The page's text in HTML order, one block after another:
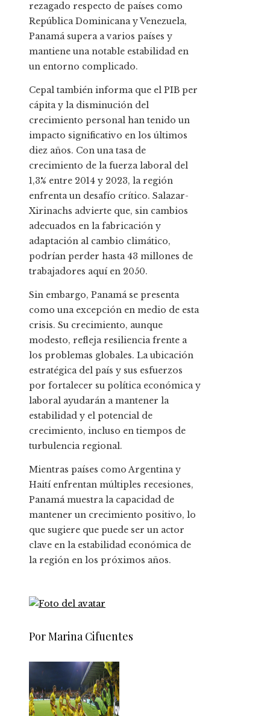
rezagado respecto de países como
República Dominicana y Venezuela,
Panamá supera a varios países y
mantiene una notable estabilidad en
un entorno complicado.
Cepal también informa que el PIB per
cápita y la disminución del
crecimiento personal han tenido un
impacto significativo en los últimos
diez años. Con una tasa de
crecimiento de la fuerza laboral del
1,3% entre 2014 y 2023, la región
enfrenta un desafío crítico. Salazar-
Xirinachs advierte que, sin cambios
adecuados en la fabricación y
adaptación al cambio climático,
podrían perder hasta 43 millones de
trabajadores aquí en 2050.
Sin embargo, Panamá se presenta
como una excepción en medio de esta
crisis. Su crecimiento, aunque
modesto, refleja resiliencia frente a
los problemas globales. La ubicación
estratégica del país y sus esfuerzos
por fortalecer su política económica y
laboral ayudarán a mantener la
estabilidad y el potencial de
crecimiento, incluso en tiempos de
turbulencia regional.
Mientras países como Argentina y
Haití enfrentan múltiples recesiones,
Panamá muestra la capacidad de
mantener un crecimiento positivo, lo
que sugiere que puede ser un actor
clave en la estabilidad económica de
la región en los próximos años.
Por Marina Cifuentes